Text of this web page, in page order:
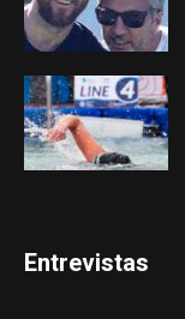
Entrevistas